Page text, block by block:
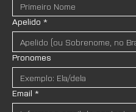
Apelido *
Pronomes
Email *